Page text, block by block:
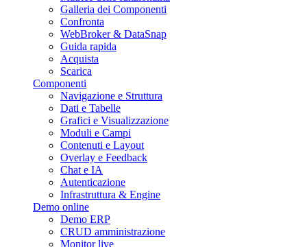
Galleria dei Componenti
Confronta
WebBroker & DataSnap
Guida rapida
Acquista
Scarica
Componenti
Navigazione e Struttura
Dati e Tabelle
Grafici e Visualizzazione
Moduli e Campi
Contenuti e Layout
Overlay e Feedback
Chat e IA
Autenticazione
Infrastruttura & Engine
Demo online
Demo ERP
CRUD amministrazione
Monitor live